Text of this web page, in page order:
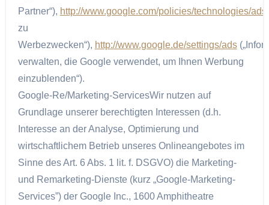
Partner“), http://www.google.com/policies/technologies/ads
zu
Werbezwecken“), http://www.google.de/settings/ads
verwalten, die Google verwendet, um Ihnen Werbung
einzublenden“).
Google-Re/Marketing-ServicesWir nutzen auf
Grundlage unserer berechtigten Interessen (d.h.
Interesse an der Analyse, Optimierung und
wirtschaftlichem Betrieb unseres Onlineangebotes im
Sinne des Art. 6 Abs. 1 lit. f. DSGVO) die Marketing-
und Remarketing-Dienste (kurz „Google-Marketing-
Services”) der Google Inc., 1600 Amphitheatre